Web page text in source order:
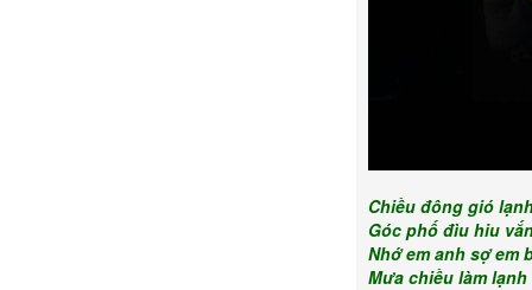
Chiều đông gió
Góc phố đìu hiu
Nhớ em anh sợ em
Mưa chiều làm